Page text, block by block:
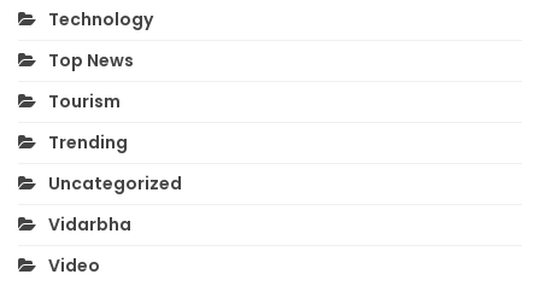
Technology
Top News
Tourism
Trending
Uncategorized
Vidarbha
Video